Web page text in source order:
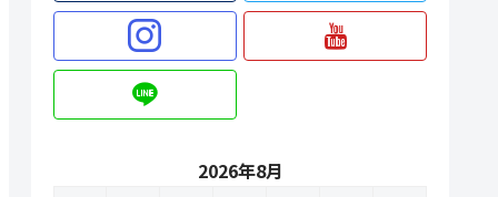
2026年8月